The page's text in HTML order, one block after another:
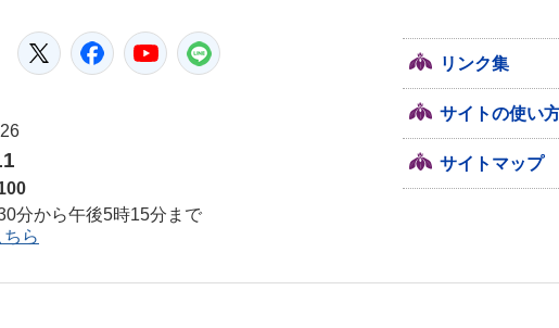
潮来市
Twitter FacebookYouTube
分から午後5時15分まで
ちら
リンク集
サイトの使い
サイトマップ